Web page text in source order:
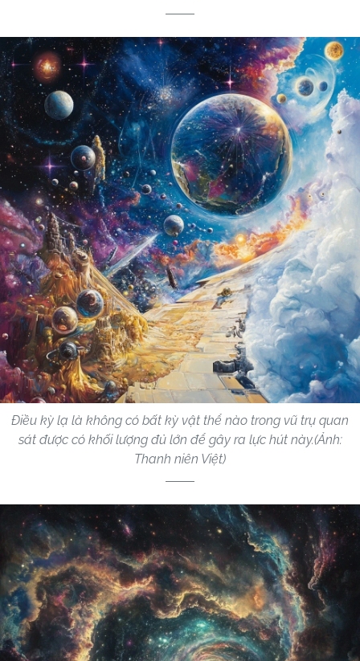
Điều kỳ lạ là không có bất kỳ vật thể nào trong vũ trụ quan
sát được có khối lượng đủ lớn để gây ra lực hút này.(Ảnh:
Thanh niên Việt)